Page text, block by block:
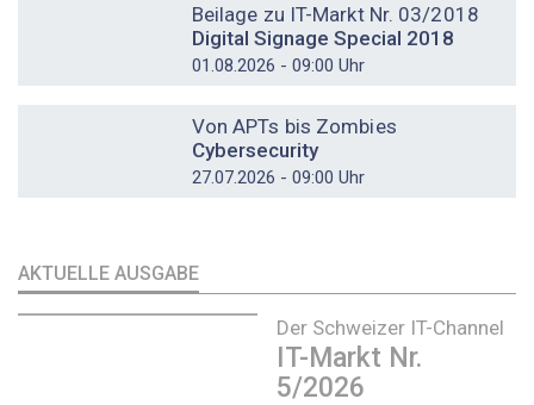
Beilage zu IT-Markt Nr. 03/2018
Digital Signage Special 2018
01.08.2026 - 09:00 Uhr
Von APTs bis Zombies
Cybersecurity
27.07.2026 - 09:00 Uhr
AKTUELLE AUSGABE
Der Schweizer IT-Channel
IT-Markt Nr.
5/2026